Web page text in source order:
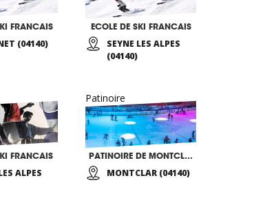
FRANCAIS
(04140)
ECOLE DE SKI FRANCAIS
SEYNE LES ALPES
(04140)
FRANCAIS
ALPES
Patinoire
PATINOIRE DE MONTCLAR
MONTCLAR (04140)